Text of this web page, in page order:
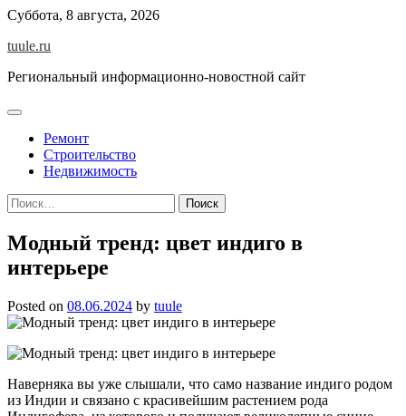
Skip
content
Суббота, 8 августа, 2026
tuule.ru
Региональный информационно-новостной сайт
Ремонт
Строительство
Недвижимость
Найти:
Модный тренд: цвет индиго в
интерьере
Posted on 08.06.2024 by tuule
Наверняка вы уже слышали, что само название индиго родом
из Индии и связано с красивейшим растением рода